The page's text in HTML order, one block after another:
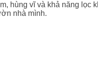
hùng vĩ và khả năng
nhà mình.